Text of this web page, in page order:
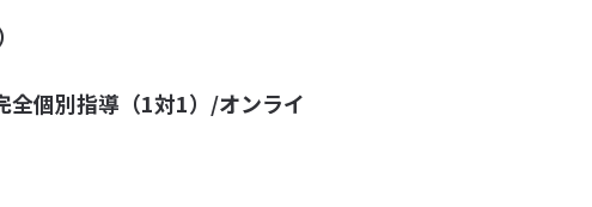
全個別指導（1対1）/オンライ